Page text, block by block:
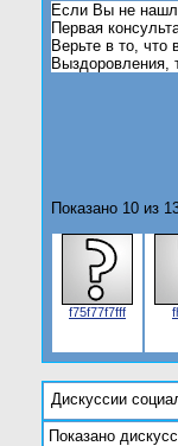
Если Вы не
Первая
Верьте в то, что
Выздоровления,
Показано 10 из
f75f77f7fff
Дискуссии
Показано